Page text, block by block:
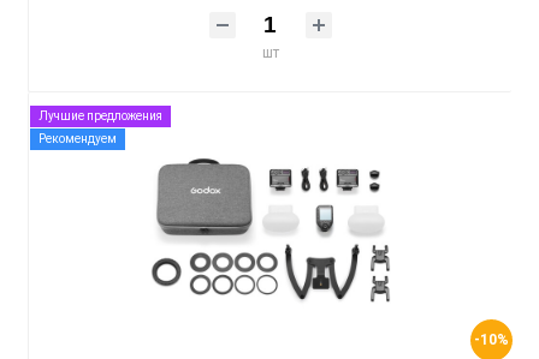
шт
-10%
Лучшие предложения
Рекомендуем